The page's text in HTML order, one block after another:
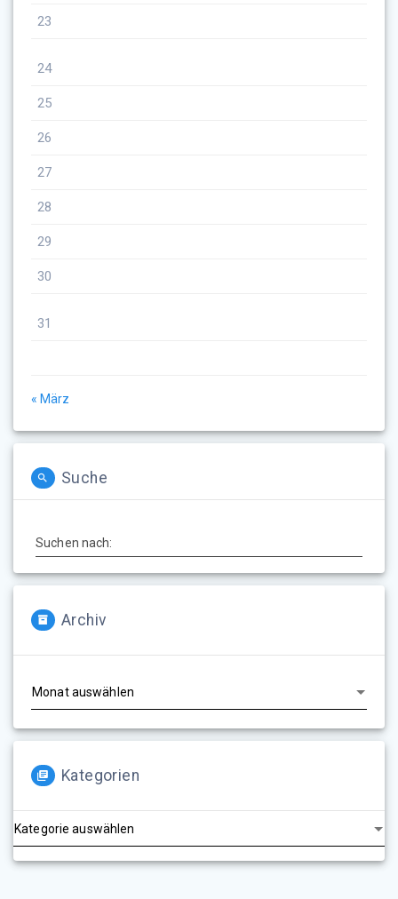
23
24
25
26
27
28
29
30
31
« März
Suche
Suchen nach:
Archiv
Kategorien